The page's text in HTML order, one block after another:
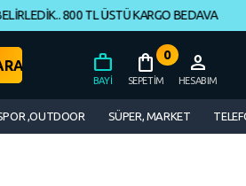
800 TL ÜSTÜ KARGO BEDAVA
work
BAYI
shopping_bag 0
SEPETIM
person
HESABIM
,OUTDOOR SÜPER, MARKET